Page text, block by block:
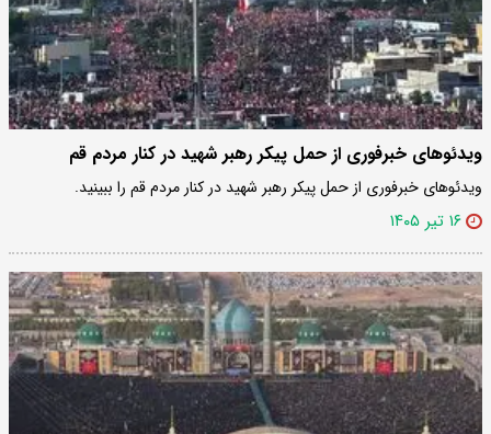
ویدئوهای خبرفوری از حمل پیکر رهبر شهید در کنار مردم قم
ویدئوهای خبرفوری از حمل پیکر رهبر شهید در کنار مردم قم را ببینید.
۱۶ تیر ۱۴۰۵